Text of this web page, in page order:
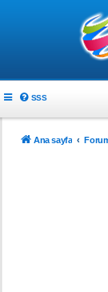
SSS
Ana sayfa